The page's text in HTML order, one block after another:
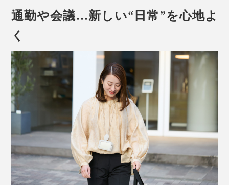
“ワイヤーマン”の秘密は、Orbitkey独自のワイヤーリー
ル構造にあります。
オモテ面とウラ面どちらにもカードが入る
通勤や会議…新しい“日常”を心地よ
く